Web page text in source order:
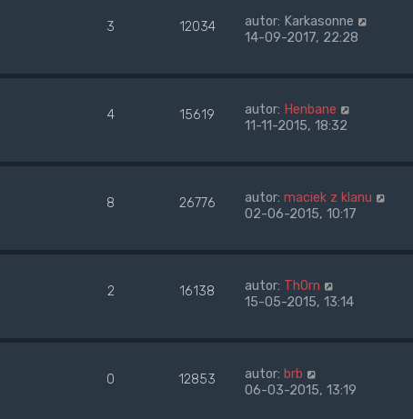
3 12034 autor: Karkasonne
14-09-2017, 22:28
4 15619 autor: Henbane
11-11-2015, 18:32
8 26776 autor: maciek z klanu
02-06-2015, 10:17
2 16138 autor: Th0rn
15-05-2015, 13:14
0 12853 autor: brb
06-03-2015, 13:19